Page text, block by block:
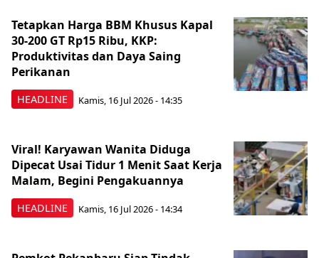
HEADLINE
Tetapkan Harga BBM Khusus Kapal
30-200 GT Rp15 Ribu, KKP:
Produktivitas dan Daya Saing
Perikanan
Kamis, 16 Jul 2026 - 14:35
HEADLINE
Viral! Karyawan Wanita Diduga
Dipecat Usai Tidur 1 Menit Saat Kerja
Malam, Begini Pengakuannya
Kamis, 16 Jul 2026 - 14:34